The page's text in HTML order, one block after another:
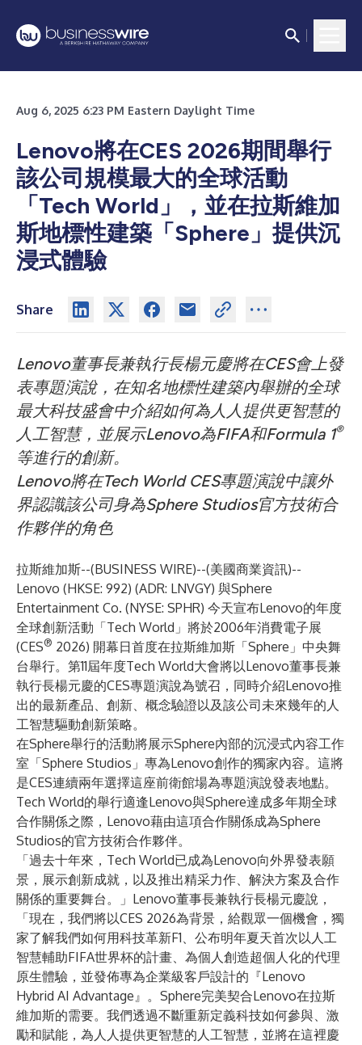
Aug 6, 2025 6:23 PM Eastern Daylight Time
Lenovo將在CES 2026期間舉行
該公司規模最大的全球活動
「Tech World」，並在拉斯維加
斯地標性建築「Sphere」提供沉
浸式體驗
Share
Lenovo董事長兼執行長楊元慶將在CES會上發
表專題演說，在知名地標性建築內舉辦的全球
最大科技盛會中介紹如何為人人提供更智慧的
人工智慧，並展示Lenovo為FIFA和Formula 1®
等進行的創新。
Lenovo將在Tech World CES專題演說中讓外
界認識該公司身為Sphere Studios官方技術合
作夥伴的角色
拉斯維加斯--(BUSINESS WIRE)--(美國商業資訊)--
Lenovo (HKSE: 992) (ADR: LNVGY) 與Sphere
Entertainment Co. (NYSE: SPHR) 今天宣布Lenovo的年度
全球創新活動「Tech World」將於2006年消費電子展
(CES® 2026) 開幕日首度在拉斯維加斯「Sphere」中央舞
台舉行。第11屆年度Tech World大會將以Lenovo董事長兼
執行長楊元慶的CES專題演說為號召，同時介紹Lenovo推
出的最新產品、創新、概念驗證以及該公司未來幾年的人
工智慧驅動創新策略。
在Sphere舉行的活動將展示Sphere內部的沉浸式內容工作
室「Sphere Studios」專為Lenovo創作的獨家內容。這將
是CES連續兩年選擇這座前衛館場為專題演說發表地點。
Tech World的舉行適逢Lenovo與Sphere達成多年期全球
合作關係之際，Lenovo藉由這項合作關係成為Sphere
Studios的官方技術合作夥伴。
「過去十年來，Tech World已成為Lenovo向外界發表願
景，展示創新成就，以及推出精采力作、解決方案及合作
關係的重要舞台。」Lenovo董事長兼執行長楊元慶說，
「現在，我們將以CES 2026為背景，給觀眾一個機會，獨
家了解我們如何用科技革新F1、公布明年夏天首次以人工
智慧輔助FIFA世界杯的計畫、為個人創造超個人化的代理
原生體驗，並發佈專為企業級客戶設計的『Lenovo
Hybrid AI Advantage』。Sphere完美契合Lenovo在拉斯
維加斯的需要。我們透過不斷重新定義科技如何參與、激
勵和賦能，為人人提供更智慧的人工智慧，並將在這裡慶